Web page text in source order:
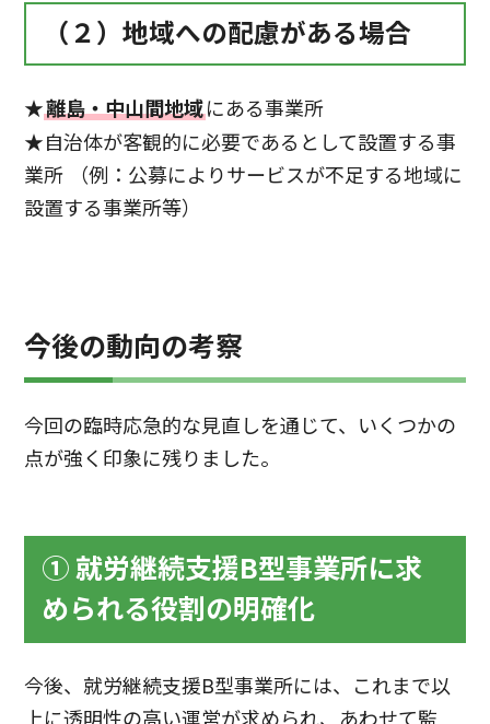
（２）地域への配慮がある場合
★離島・中山間地域にある事業所
★自治体が客観的に必要であるとして設置する事
業所 （例：公募によりサービスが不足する地域に
設置する事業所等）
今後の動向の考察
今回の臨時応急的な見直しを通じて、いくつかの
点が強く印象に残りました。
① 就労継続支援B型事業所に求
められる役割の明確化
今後、就労継続支援B型事業所には、これまで以